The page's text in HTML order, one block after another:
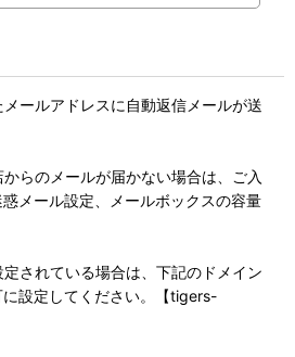
ールアドレスに自動返信メールが送
らのメールが届かない場合は、ご入
メール設定、メールボックスの容量
されている場合は、下記のドメイン
設定してください。【tigers-